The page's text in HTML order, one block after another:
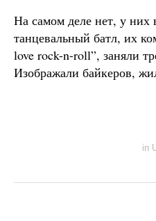
На самом деле нет, у них
танцевальный батл, их
love rock-n-roll”, заняли
Изображали байкеров,
in